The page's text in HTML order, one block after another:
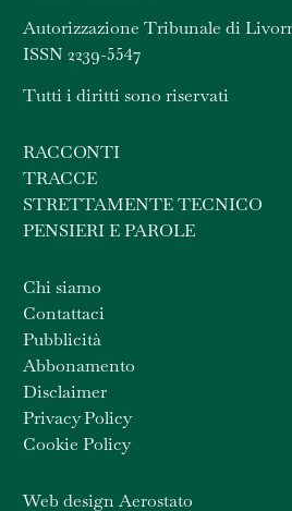
Autorizzazione Tribunale di
ISSN 2239-5547
Tutti i diritti sono riservati
RACCONTI
TRACCE
STRETTAMENTE TECNICO
PENSIERI E PAROLE
Chi siamo
Contattaci
Pubblicità
Abbonamento
Disclaimer
Privacy Policy
Cookie Policy
Web design Aerostato